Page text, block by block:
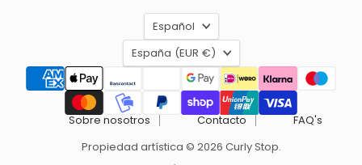
Idioma
Español
País
España (EUR €)
Sobre nosotros Contacto
FAQ's
Propiedad artística © 2026 Curly Stop.